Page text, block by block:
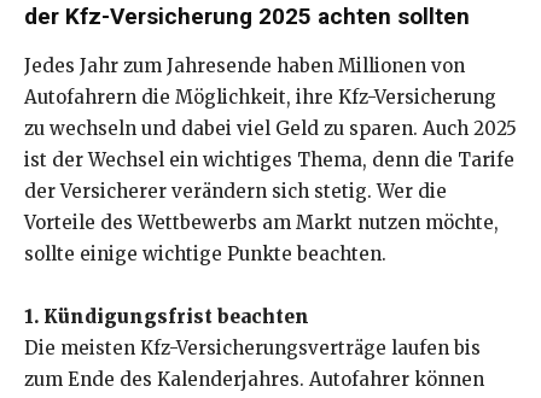
der Kfz-Versicherung 2025 achten sollten
Jedes Jahr zum Jahresende haben Millionen von
Autofahrern die Möglichkeit, ihre Kfz-Versicherung
zu wechseln und dabei viel Geld zu sparen. Auch 2025
ist der Wechsel ein wichtiges Thema, denn die Tarife
der Versicherer verändern sich stetig. Wer die
Vorteile des Wettbewerbs am Markt nutzen möchte,
sollte einige wichtige Punkte beachten.
1. Kündigungsfrist beachten
Die meisten Kfz-Versicherungsverträge laufen bis
zum Ende des Kalenderjahres. Autofahrer können